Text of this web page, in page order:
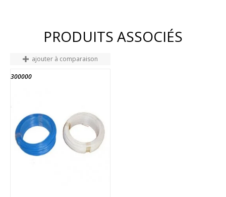
PRODUITS ASSOCIÉS
ajouter à comparaison
300000